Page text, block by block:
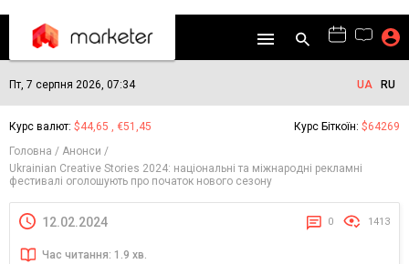
Пт, 7 серпня 2026, 07:34 UA RU
Курс валют: $44,65 , €51,45 Курс Біткоїн: $64269
Головна
Анонси
Ukrainian Creative Stories 2024: національні та міжнародні рекламні
фестивалі оголошують про початок нового сезону
12.02.2024 0 1413
Час читання: 1.9 хв.